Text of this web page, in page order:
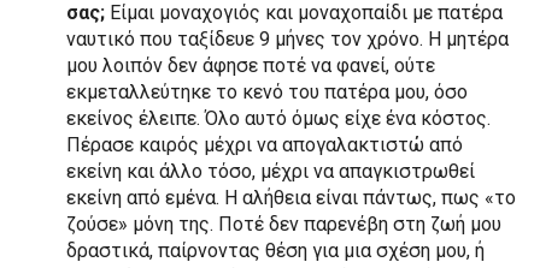
σας; Είμαι μοναχογιός και μοναχοπαίδι με πατέρα
ναυτικό που ταξίδευε 9 μήνες τον χρόνο. Η μητέρα
μου λοιπόν δεν άφησε ποτέ να φανεί, ούτε
εκμεταλλεύτηκε το κενό του πατέρα μου, όσο
εκείνος έλειπε. Όλο αυτό όμως είχε ένα κόστος.
Πέρασε καιρός μέχρι να απογαλακτιστώ από
εκείνη και άλλο τόσο, μέχρι να απαγκιστρωθεί
εκείνη από εμένα. Η αλήθεια είναι πάντως, πως «το
ζούσε» μόνη της. Ποτέ δεν παρενέβη στη ζωή μου
δραστικά, παίρνοντας θέση για μια σχέση μου, ή